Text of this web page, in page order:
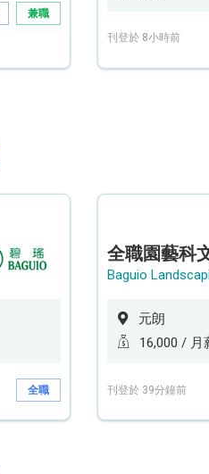
兼職
刊登於 8小時前
全職
全職園藝科
Baguio
元朗
16,000 / 月
刊登於 39分鐘前